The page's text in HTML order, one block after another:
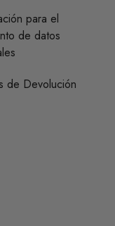
para el
de datos
de Devolución